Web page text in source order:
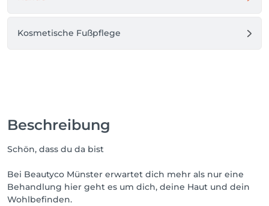
Kosmetische Fußpflege
Beschreibung
Schön, dass du da bist
Bei Beautyco Münster erwartet dich mehr als nur eine
Behandlung hier geht es um dich, deine Haut und dein
Wohlbefinden.